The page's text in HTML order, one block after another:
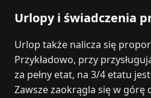
Urlopy i świadczenia
Urlop także nalicza się
Przykładowo, przy
za pełny etat, na 3/4 etatu
Zawsze zaokrągla się w górę